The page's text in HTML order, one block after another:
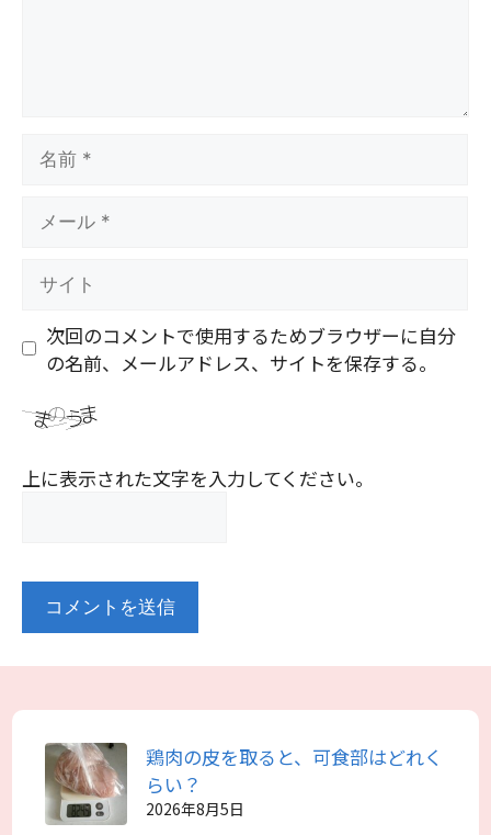
次回のコメントで使用するためブラウザーに自分
の名前、メールアドレス、サイトを保存する。
上に表示された文字を入力してください。
鶏肉の皮を取ると、可食部はどれく
らい？
2026年8月5日